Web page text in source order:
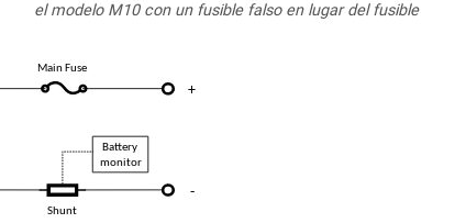
el modelo M10 con un fusible falso en lugar del fusible